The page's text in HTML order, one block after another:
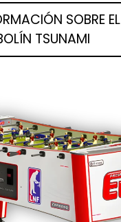
SOBRE EL
TSUNAMI